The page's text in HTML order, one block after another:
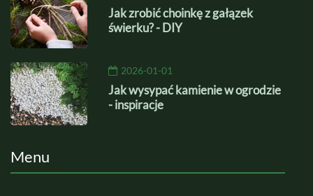
Jak zrobić choinkę z gałązek
świerku? - DIY
2026-01-01
Jak wysypać kamienie w ogrodzie
- inspiracje
Menu